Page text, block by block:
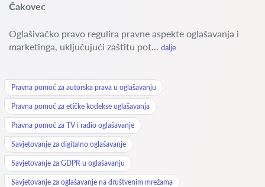
Čakovec
Oglašivačko pravo regulira pravne aspekte oglašavanja i
marketinga, uključujući zaštitu pot... dalje
Pravna pomoć za autorska prava u oglašavanju
Pravna pomoć za etičke kodekse oglašavanja
Pravna pomoć za TV i radio oglašavanje
Savjetovanje za digitalno oglašavanje
Savjetovanje za GDPR u oglašavanju
Savjetovanje za oglašavanje na društvenim mrežama